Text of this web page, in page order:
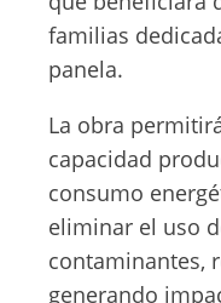
familias
panela.
La obra
capacidad
consumo
eliminar el uso
contaminantes,
generando